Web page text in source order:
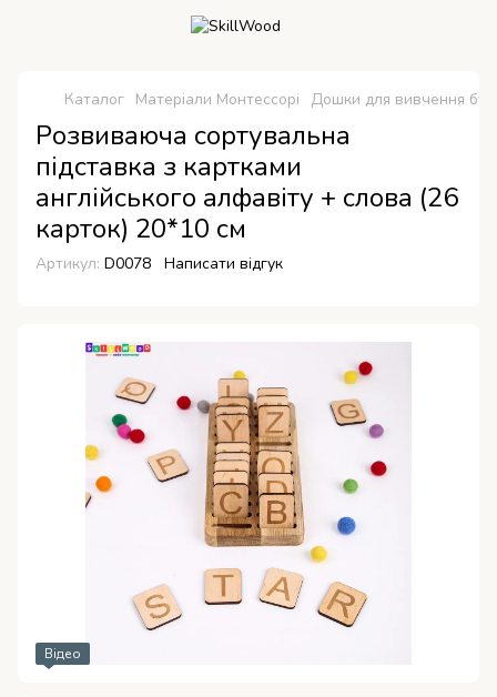
Каталог Матеріали Монтессорі Дошки для вивчення
Розвиваюча сортувальна
підставка з картками
англійського алфавіту + слова (26
карток) 20*10 см
Артикул: D0078 Написати відгук
Відео